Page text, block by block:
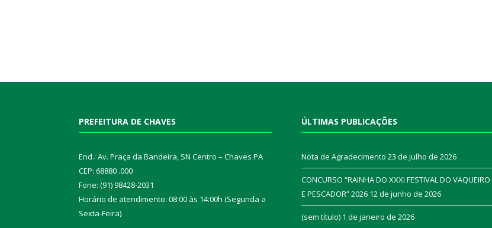
PREFEITURA DE CHAVES
End.: Av. Praça da Bandeira, SN Centro – Chaves PA
CEP: 68880 .000
Fone: (91) 98428-2031
Horário de atendimento: 08:00 às 14:00h (Segunda a
Sexta-Feira)
ÚLTIMAS PUBLICAÇÕES
Nota de Agradecimento 23 de julho de 2026
CONCURSO “RAINHA DO XXXI FESTIVAL DO VAQUEIRO
E PESCADOR” 2026 12 de junho de 2026
(sem título) 1 de janeiro de 2026